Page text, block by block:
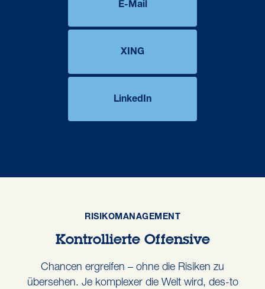
E-Mail
XING
LinkedIn
RISIKOMANAGEMENT
Kontrollierte Offensive
Chancen ergreifen – ohne die Risiken zu
übersehen. Je komplexer die Welt wird, des-to